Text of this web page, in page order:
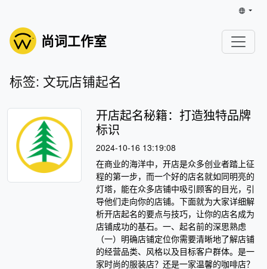
尚词工作室
标签: 文玩店铺起名
开店起名秘籍：打造独特品牌
标识
2024-10-16 13:19:08
在商业的海洋中，开店是众多创业者踏上征
程的第一步，而一个好的店名就如同明亮的
灯塔，能在众多店铺中吸引顾客的目光，引
导他们走向你的店铺。下面就为大家详细解
析开店起名的要点与技巧，让你的店名成为
店铺成功的基石。一、起名前的深思熟虑
（一）明确店铺定位你需要清晰地了解店铺
的经营品类、风格以及目标客户群体。是一
家时尚的服装店？还是一家温馨的咖啡店？